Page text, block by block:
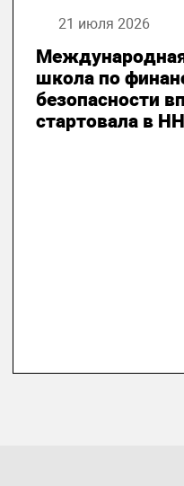
21 июля 2026
школа по
безопасности
стартовала в